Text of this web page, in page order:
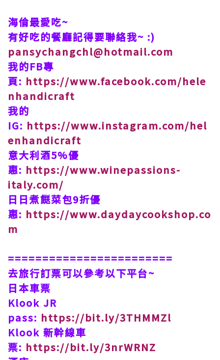
海倫最愛吃~
有好吃的餐廳記得要聯絡我~ :)
pansychangchl@hotmail.com
我的FB專
頁: https://www.facebook.com/hele
nhandicraft
我的
IG: https://www.instagram.com/hel
enhandicraft
意大利酒5%優
惠: https://www.winepassions-
italy.com/
日日煮餸菜包9折優
惠: https://www.daydaycookshop.co
m
========================
去旅行訂票可以參考以下平台~
日本車票
Klook JR
pass: https://bit.ly/3THMMZl
Klook 新幹線車
票: https://bit.ly/3nrWRNZ